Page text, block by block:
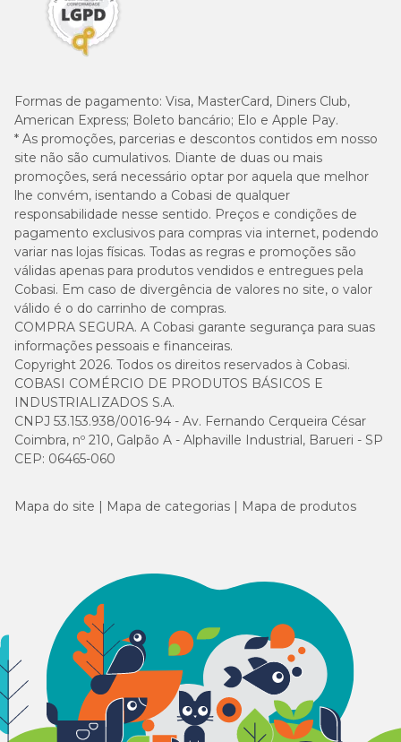
Formas de pagamento: Visa, MasterCard, Diners Club,
American Express; Boleto bancário; Elo e Apple Pay.
* As promoções, parcerias e descontos contidos em nosso
site não são cumulativos. Diante de duas ou mais
promoções, será necessário optar por aquela que melhor
lhe convém, isentando a Cobasi de qualquer
responsabilidade nesse sentido. Preços e condições de
pagamento exclusivos para compras via internet, podendo
variar nas lojas físicas. Todas as regras e promoções são
válidas apenas para produtos vendidos e entregues pela
Cobasi. Em caso de divergência de valores no site, o valor
válido é o do carrinho de compras.
COMPRA SEGURA. A Cobasi garante segurança para suas
informações pessoais e financeiras.
Copyright 2026. Todos os direitos reservados à Cobasi.
COBASI COMÉRCIO DE PRODUTOS BÁSICOS E
INDUSTRIALIZADOS S.A.
CNPJ 53.153.938/0016-94 - Av. Fernando Cerqueira César
Coimbra, nº 210, Galpão A - Alphaville Industrial, Barueri - SP
CEP: 06465-060
Mapa do site Mapa de categorias Mapa de produtos